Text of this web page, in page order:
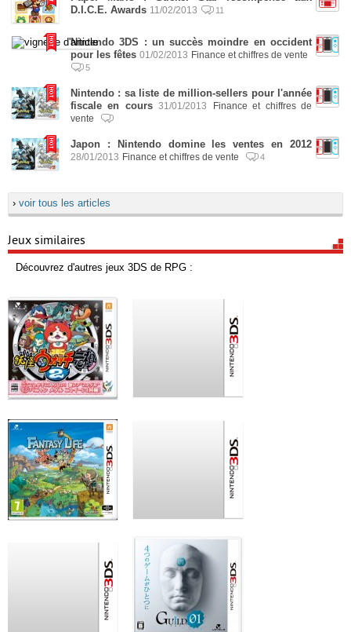
D.I.C.E. Awards 11/02/2013 11
Nintendo 3DS : un succès moindre en occident
pour les fêtes 01/02/2013 Finance et chiffres de vente
5
Nintendo : sa liste de million-sellers pour l'année
fiscale en cours 31/01/2013
Finance et chiffres de
vente
Japon : Nintendo domine les ventes en 2012
28/01/2013 Finance et chiffres de vente 4
› voir tous les articles
Jeux similaires
Découvrez d'autres jeux 3DS de RPG :